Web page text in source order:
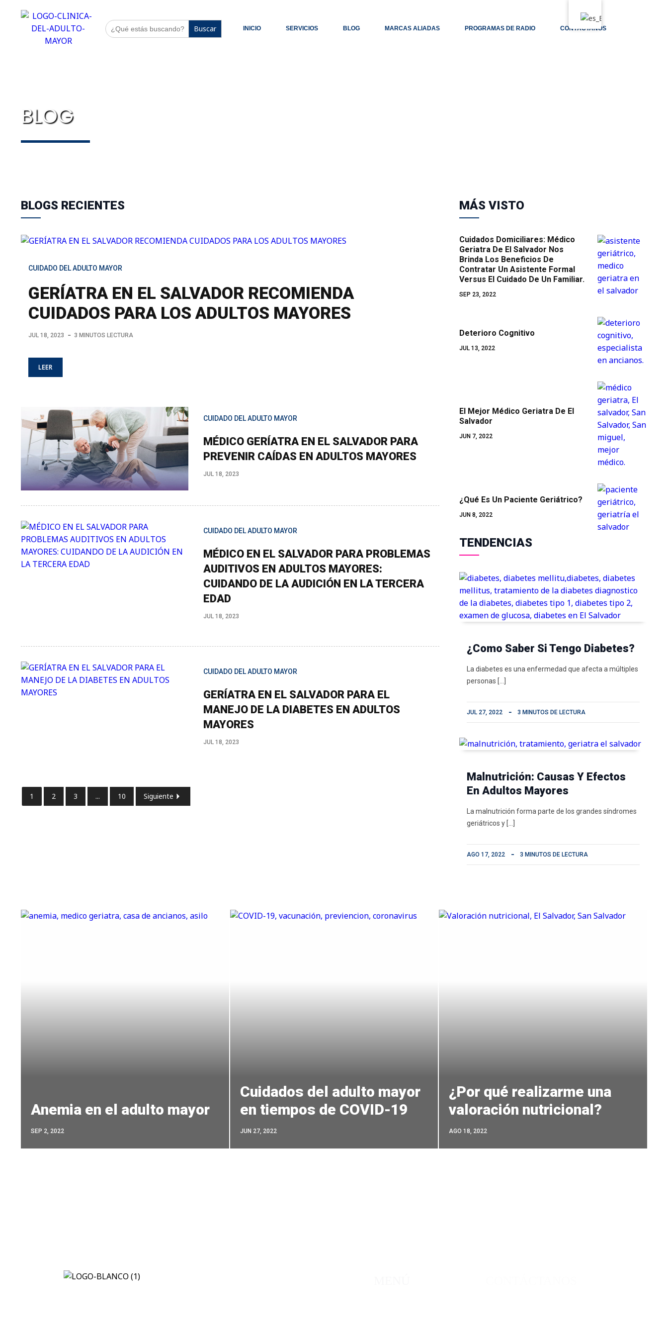
Buscar: INICIO SERVICIOS BLOG MARCAS ALIADAS PROGRAMAS DE RADIO CONTÁCTANOS
BLOG
BLOGS RECIENTES
CUIDADO DEL ADULTO MAYOR
GERÍATRA EN EL SALVADOR RECOMIENDA
CUIDADOS PARA LOS ADULTOS MAYORES
JUL 18, 2023 3 MINUTOS LECTURA
LEER
CUIDADO DEL ADULTO MAYOR
MÉDICO GERÍATRA EN EL SALVADOR PARA
PREVENIR CAÍDAS EN ADULTOS MAYORES
JUL 18, 2023
CUIDADO DEL ADULTO MAYOR
MÉDICO EN EL SALVADOR PARA PROBLEMAS
AUDITIVOS EN ADULTOS MAYORES:
CUIDANDO DE LA AUDICIÓN EN LA TERCERA
EDAD
JUL 18, 2023
CUIDADO DEL ADULTO MAYOR
GERÍATRA EN EL SALVADOR PARA EL
MANEJO DE LA DIABETES EN ADULTOS
MAYORES
JUL 18, 2023
1 2 3 ... 10 Siguiente
MÁS VISTO
Cuidados Domiciliares: Médico
Geriatra De El Salvador Nos
Brinda Los Beneficios De
Contratar Un Asistente Formal
Versus El Cuidado De Un Familiar.
SEP 23, 2022
Deterioro Cognitivo
JUL 13, 2022
El Mejor Médico Geriatra De El
Salvador
JUN 7, 2022
¿Qué Es Un Paciente Geriátrico?
JUN 8, 2022
TENDENCIAS
¿Como Saber Si Tengo Diabetes?
La diabetes es una enfermedad que afecta a múltiples
personas […]
JUL 27, 2022 3 MINUTOS DE LECTURA
Malnutrición: Causas Y Efectos
En Adultos Mayores
La malnutrición forma parte de los grandes síndromes
geriátricos y […]
AGO 17, 2022 3 MINUTOS DE LECTURA
Anemia en el adulto mayor
SEP 2, 2022
Cuidados del adulto mayor
en tiempos de COVID-19
JUN 27, 2022
¿Por qué realizarme una
valoración nutricional?
AGO 18, 2022